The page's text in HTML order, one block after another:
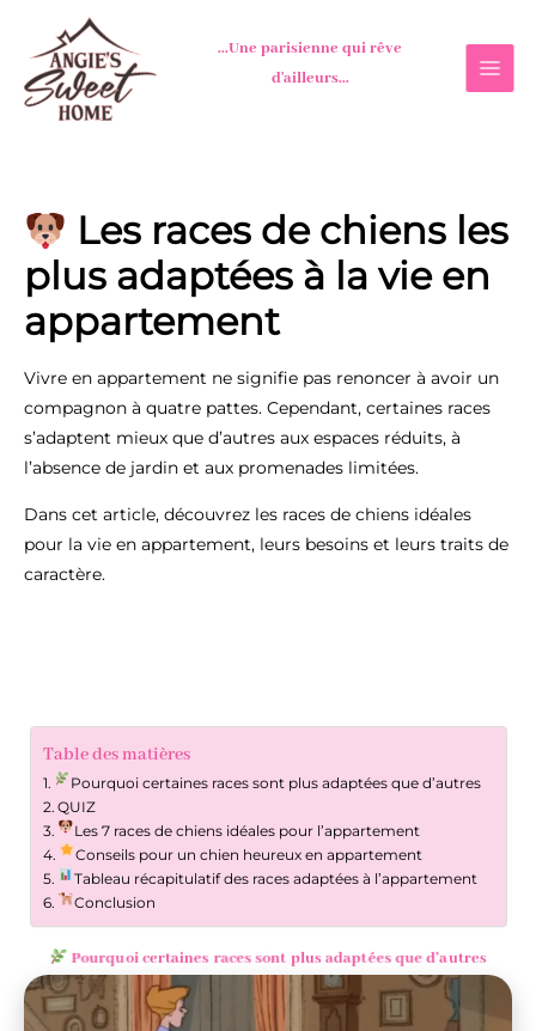
contenu
...Une parisienne qui rêve
d'ailleurs...
Les races de chiens les
plus adaptées à la vie en
appartement
Vivre en appartement ne signifie pas renoncer à avoir un
compagnon à quatre pattes. Cependant, certaines races
s’adaptent mieux que d’autres aux espaces réduits, à
l’absence de jardin et aux promenades limitées.
Dans cet article, découvrez les races de chiens idéales
pour la vie en appartement, leurs besoins et leurs traits de
caractère.
Table des matières
Pourquoi certaines races sont plus adaptées que d’autres
QUIZ
Les 7 races de chiens idéales pour l’appartement
Conseils pour un chien heureux en appartement
Tableau récapitulatif des races adaptées à l’appartement
Conclusion
Pourquoi certaines races sont plus adaptées que d’autres